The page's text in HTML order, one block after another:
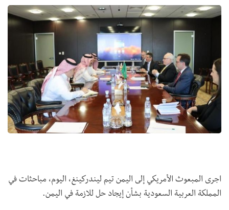
اجرى المبعوث الأمريكي إلى اليمن تيم ليندركينغ، اليوم، مباحثات في
المملكة العربية السعودية بشأن إيجاد حل للازمة في اليمن.